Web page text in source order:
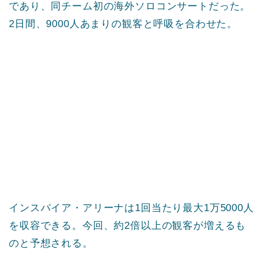
であり、同チーム初の海外ソロコンサートだった。
2日間、9000人あまりの観客と呼吸を合わせた。
インスパイア・アリーナは1回当たり最大1万5000人
を収容できる。今回、約2倍以上の観客が増えるも
のと予想される。